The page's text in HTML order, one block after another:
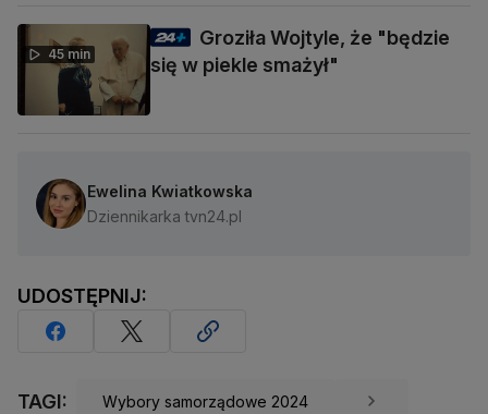
45 min
Groziła Wojtyle, że "będzie
się w piekle smażył"
Ewelina Kwiatkowska
Dziennikarka tvn24.pl
UDOSTĘPNIJ:
TAGI: Wybory samorządowe 2024